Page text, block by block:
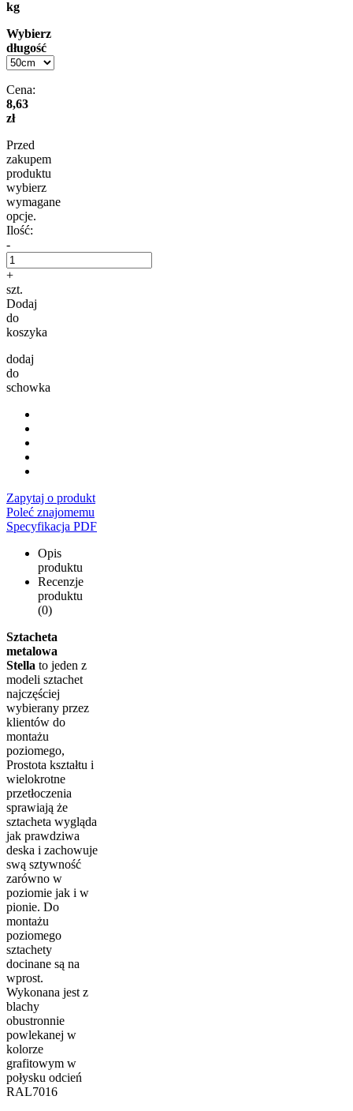
kg
Wybierz
długość
Cena:
8,63
zł
Przed
zakupem
produktu
wybierz
wymagane
opcje.
Ilość:
-
+
szt.
Dodaj
do
koszyka
dodaj
do
schowka
Zapytaj o produkt
Poleć znajomemu
Specyfikacja PDF
Opis
produktu
Recenzje
produktu
(0)
Sztacheta
metalowa
Stella to jeden z
modeli sztachet
najczęściej
wybierany przez
klientów do
montażu
poziomego,
Prostota kształtu i
wielokrotne
przetłoczenia
sprawiają że
sztacheta wygląda
jak prawdziwa
deska i zachowuje
swą sztywność
zarówno w
poziomie jak i w
pionie. Do
montażu
poziomego
sztachety
docinane są na
wprost.
Wykonana jest z
blachy
obustronnie
powlekanej w
kolorze
grafitowym w
połysku odcień
RAL7016